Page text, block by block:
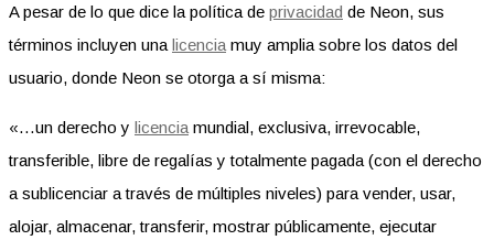
A pesar de lo que dice la política de privacidad de Neon, sus
términos incluyen una licencia muy amplia sobre los datos del
usuario, donde Neon se otorga a sí misma:
«…un derecho y licencia mundial, exclusiva, irrevocable,
transferible, libre de regalías y totalmente pagada (con el derecho
a sublicenciar a través de múltiples niveles) para vender, usar,
alojar, almacenar, transferir, mostrar públicamente, ejecutar